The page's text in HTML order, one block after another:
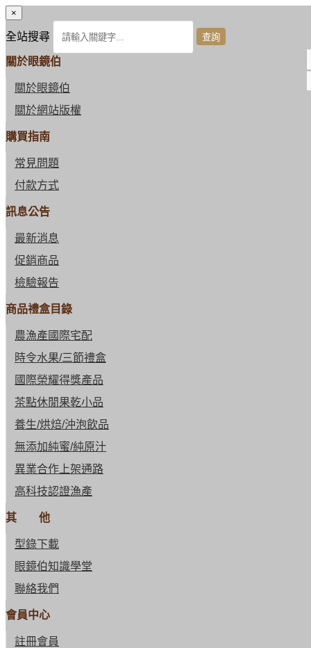
×
全站搜尋
關於眼鏡伯
關於眼鏡伯
關於網站版權
購買指南
常見問題
付款方式
訊息公告
最新消息
促銷商品
檢驗報告
商品禮盒目錄
農漁產國際宅配
時令水果/三節禮盒
國際榮耀得獎產品
茶點休閒果乾小品
養生/烘焙/沖泡飲品
無添加純蜜/純原汁
異業合作上架通路
高科技認證漁產
其 他
型錄下載
眼鏡伯知識學堂
聯絡我們
會員中心
註冊會員